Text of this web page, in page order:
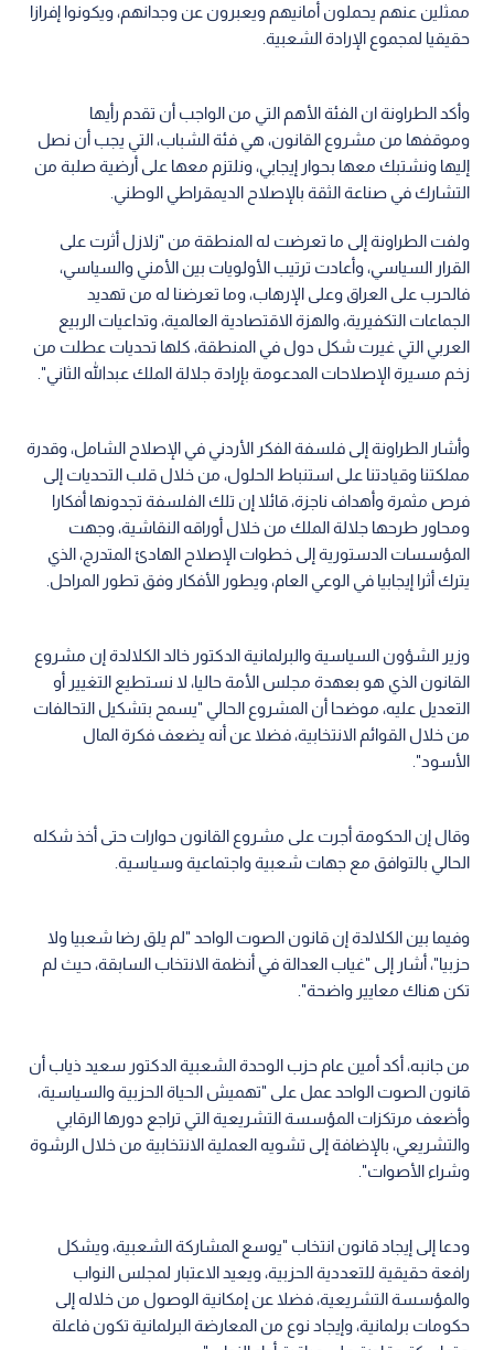
ممثلين عنهم يحملون أمانيهم ويعبرون عن وجدانهم، ويكونوا إفرازا
حقيقيا لمجموع الإرادة الشعبية.
وأكد الطراونة ان الفئة الأهم التي من الواجب أن تقدم رأيها
وموقفها من مشروع القانون، هي فئة الشباب، التي يجب أن نصل
إليها ونشتبك معها بحوار إيجابي، ونلتزم معها على أرضية صلبة من
التشارك في صناعة الثقة بالإصلاح الديمقراطي الوطني.
ولفت الطراونة إلى ما تعرضت له المنطقة من "زلازل أثرت على
القرار السياسي، وأعادت ترتيب الأولويات بين الأمني والسياسي،
فالحرب على العراق وعلى الإرهاب، وما تعرضنا له من تهديد
الجماعات التكفيرية، والهزة الاقتصادية العالمية، وتداعيات الربيع
العربي التي غيرت شكل دول في المنطقة، كلها تحديات عطلت من
زخم مسيرة الإصلاحات المدعومة بإرادة جلالة الملك عبدالله الثاني".
وأشار الطراونة إلى فلسفة الفكر الأردني في الإصلاح الشامل، وقدرة
مملكتنا وقيادتنا على استنباط الحلول، من خلال قلب التحديات إلى
فرص مثمرة وأهداف ناجزة، قائلا إن تلك الفلسفة تجدونها أفكارا
ومحاور طرحها جلالة الملك من خلال أوراقه النقاشية، وجهت
المؤسسات الدستورية إلى خطوات الإصلاح الهادئ المتدرج، الذي
يترك أثرا إيجابيا في الوعي العام، ويطور الأفكار وفق تطور المراحل.
وزير الشؤون السياسية والبرلمانية الدكتور خالد الكلالدة إن مشروع
القانون الذي هو بعهدة مجلس الأمة حاليا، لا نستطيع التغيير أو
التعديل عليه، موضحا أن المشروع الحالي "يسمح بتشكيل التحالفات
من خلال القوائم الانتخابية، فضلا عن أنه يضعف فكرة المال
الأسود".
وقال إن الحكومة أجرت على مشروع القانون حوارات حتى أخذ شكله
الحالي بالتوافق مع جهات شعبية واجتماعية وسياسية.
وفيما بين الكلالدة إن قانون الصوت الواحد "لم يلق رضا شعبيا ولا
حزبيا"، أشار إلى "غياب العدالة في أنظمة الانتخاب السابقة، حيث لم
تكن هناك معايير واضحة".
من جانبه، أكد أمين عام حزب الوحدة الشعبية الدكتور سعيد ذياب أن
قانون الصوت الواحد عمل على "تهميش الحياة الحزبية والسياسية،
وأضعف مرتكزات المؤسسة التشريعية التي تراجع دورها الرقابي
والتشريعي، بالإضافة إلى تشويه العملية الانتخابية من خلال الرشوة
وشراء الأصوات".
ودعا إلى إيجاد قانون انتخاب "يوسع المشاركة الشعبية، ويشكل
رافعة حقيقية للتعددية الحزبية، ويعيد الاعتبار لمجلس النواب
والمؤسسة التشريعية، فضلا عن إمكانية الوصول من خلاله إلى
حكومات برلمانية، وإيجاد نوع من المعارضة البرلمانية تكون فاعلة